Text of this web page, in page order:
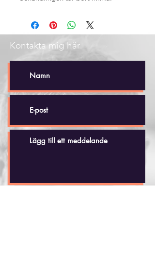
Kontakta mig här